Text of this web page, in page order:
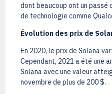
dont beaucoup ont un
de technologie comme
Évolution des prix de
En 2020, le prix de Solana
Cependant, 2021 a été une
Solana avec une valeur
novembre de plus de 200 $.